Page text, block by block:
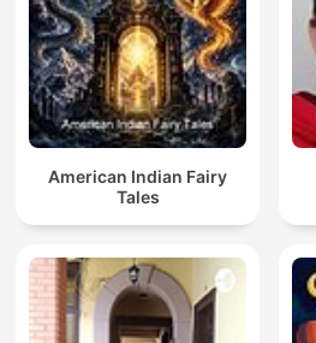
American Indian Fairy
Tales